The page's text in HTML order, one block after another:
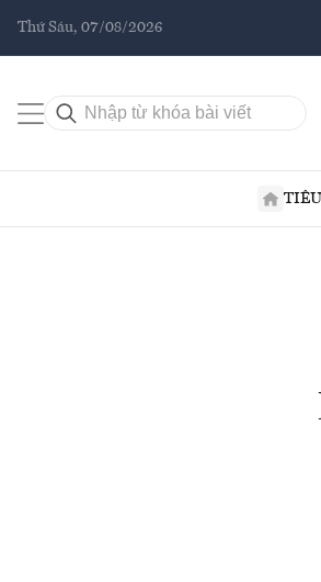
Thứ Sáu, 07/08/2026